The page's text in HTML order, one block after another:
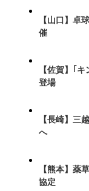
【山口】卓
催
【佐賀】｢
登場
【長崎】三
へ
【熊本】薬
協定